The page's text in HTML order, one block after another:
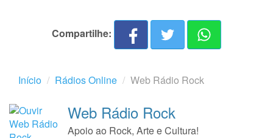
Compartilhe:
Início Rádios Online Web Rádio Rock
Web Rádio Rock
Apoio ao Rock, Arte e Cultura!